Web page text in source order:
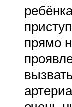
прямо